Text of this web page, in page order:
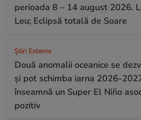
perioada 8 – 14 august 2026.
Leu; Eclipsă totală de Soare
Știri Externe
Două anomalii oceanice se
și pot schimba iarna 2026-
înseamnă un Super El Niño
pozitiv